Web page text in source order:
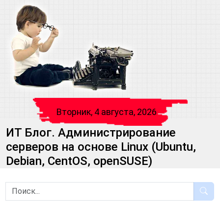
Вторник, 4 августа, 2026
ИТ Блог. Администрирование
серверов на основе Linux (Ubuntu,
Debian, CentOS, openSUSE)